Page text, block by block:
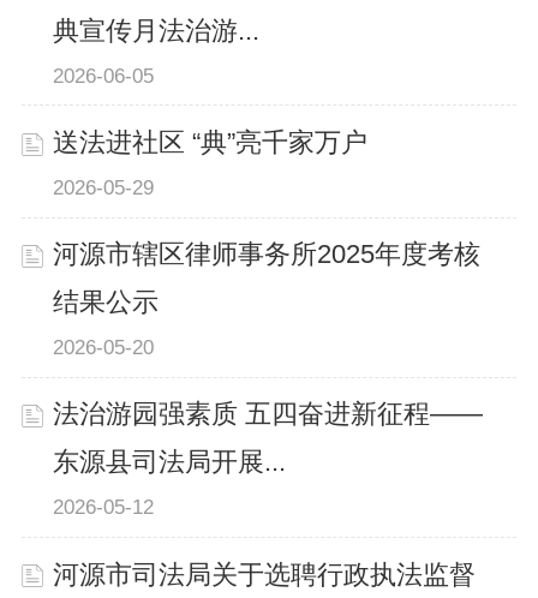
典宣传月法治游...
2026-06-05
送法进社区 “典”亮千家万户
2026-05-29
河源市辖区律师事务所2025年度考核
结果公示
2026-05-20
法治游园强素质 五四奋进新征程——
东源县司法局开展...
2026-05-12
河源市司法局关于选聘行政执法监督